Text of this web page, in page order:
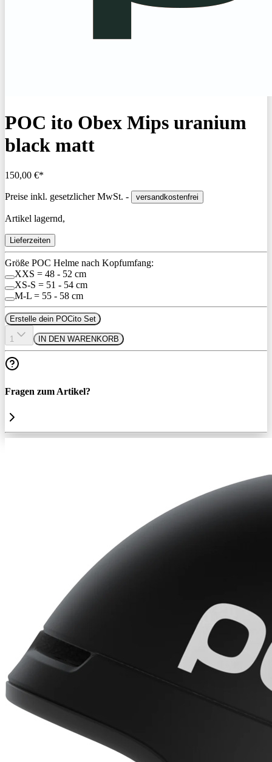
POC ito Obex Mips uranium
black matt
150,00 €*
Preise inkl. gesetzlicher MwSt. - versandkostenfrei
Artikel lagernd,
Lieferzeiten
Größe POC Helme nach Kopfumfang:
XXS = 48 - 52 cm
XS-S = 51 - 54 cm
M-L = 55 - 58 cm
Erstelle dein POCito Set
1 IN DEN WARENKORB
Fragen zum Artikel?